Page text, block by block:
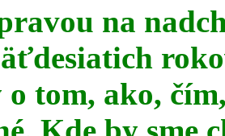
na
o tom, ako,